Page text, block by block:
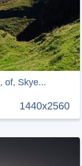
of, Skye...
1440x2560